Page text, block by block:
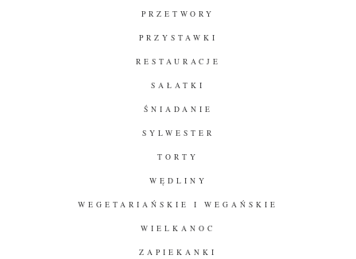
PRZETWORY
PRZYSTAWKI
RESTAURACJE
SAŁATKI
ŚNIADANIE
SYLWESTER
TORTY
WĘDLINY
WEGETARIAŃSKIE I WEGAŃSKIE
WIELKANOC
ZAPIEKANKI